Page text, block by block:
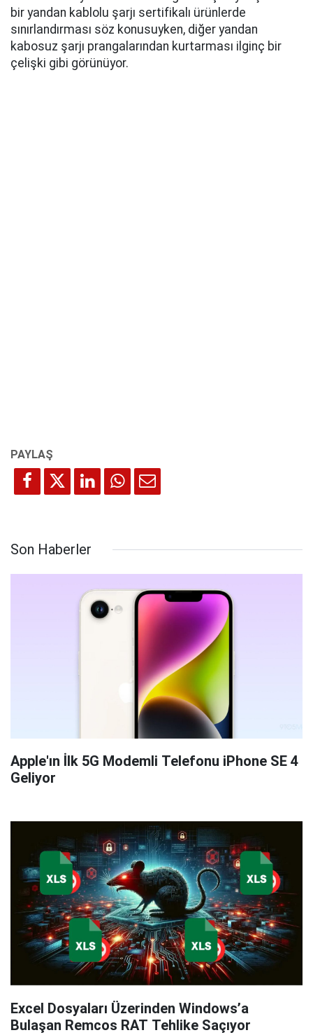
bir yandan kablolu şarjı sertifikalı ürünlerde
sınırlandırması söz konusuyken, diğer yandan
kabosuz şarjı prangalarından kurtarması ilginç bir
çelişki gibi görünüyor.
Son Haberler
Apple'ın İlk 5G Modemli Telefonu iPhone SE 4
Geliyor
Excel Dosyaları Üzerinden Windows’a
Bulaşan Remcos RAT Tehlike Saçıyor